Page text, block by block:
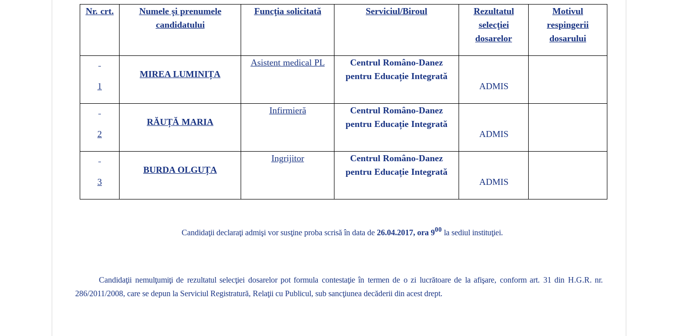
Nr. crt.
Numele şi prenumele
candidatului
Funcţia solicitată Serviciul/Biroul
Rezultatul
selecţiei
dosarelor
Motivul
respingerii
dosarului
1
MIREA LUMINIȚA
Asistent medical PL
Centrul Româno-Danez
pentru Educație Integrată
ADMIS
2
RĂUȚĂ MARIA
Infirmieră
Centrul Româno-Danez
pentru Educație Integrată
ADMIS
3
BURDA OLGUȚA
Ingrijitor
Centrul Româno-Danez
pentru Educație Integrată
ADMIS
Candidaţii declaraţi admişi vor susţine proba scrisă în data de 26.04.2017, ora 900 la sediul instituţiei.
Candidaţii nemulţumiţi de rezultatul selecţiei dosarelor pot formula contestaţie în termen de o zi lucrătoare de la afişare, conform art. 31 din H.G.R. nr.
286/2011/2008, care se depun la Serviciul Registratură, Relaţii cu Publicul, sub sancţiunea decăderii din acest drept.